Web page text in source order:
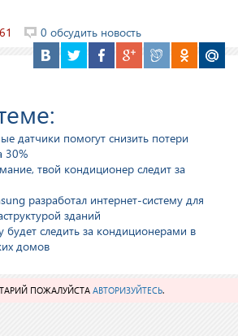
61 0 обсудить новость
датчики помогут снизить потери
30%
твой кондиционер следит за
разработал интернет-систему для
зданий
будет следить за кондиционерами в
домов
ПОЖАЛУЙСТА АВТОРИЗУЙТЕСЬ.